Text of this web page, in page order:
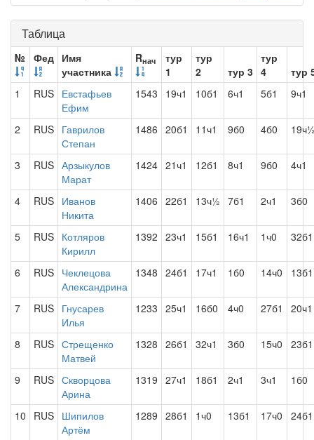
Таблица
№ Фед Имя
участника
Rнач
тур
1
тур
2
тур 3
тур
4
тур
1
RUS Евстафьев
Ефим
1543 19ч1 10б1 6ч1 5б1 9ч1
2 RUS Гаврилов
Степан
1486 20б1 11ч1 9б0 4б0
3 RUS Арзыкулов
Марат
1424 21ч1 12б1 8ч1 9б0 4ч1
4 RUS Иванов
Никита
1406 22б1 13ч½ 7б1 2ч1 3б0
5 RUS Котляров
Кирилл
1392 23ч1 15б1 16ч1 1ч0 32б1
6 RUS Чеклецова
Александрина
1348 24б1 17ч1 1б0 14ч0 13б1
7 RUS Гнусарев
Илья
1233 25ч1 16б0 4ч0 27б1 20ч1
8 RUS Стрещенко
Матвей
1328 26б1 32ч1 3б0 15ч0 23б1
9 RUS Скворцова
Арина
1319 27ч1 18б1 2ч1 3ч1 1б0
10 RUS Шипилов
Артём
1289 28б1 1ч0 13б1 17ч0 24б1